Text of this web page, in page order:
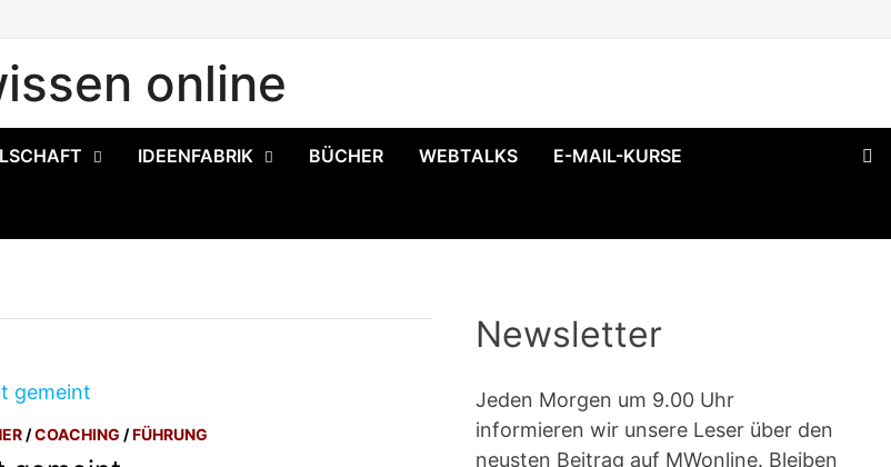
online
IDEENFABRIK BÜCHER WEBTALKS E-MAIL-KURSE
/COACHING /FÜHRUNG
Newsletter
Jeden Morgen um 9.00 Uhr
informieren wir unsere Leser über den
neusten Beitrag auf MWonline. Bleiben